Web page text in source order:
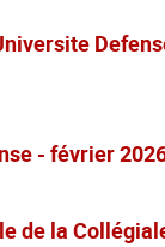
- février
de la